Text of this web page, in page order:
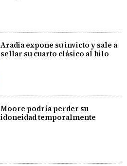
Aradia expone su invicto y sale a
sellar su cuarto clásico al hilo
Moore podría perder su
idoneidad temporalmente